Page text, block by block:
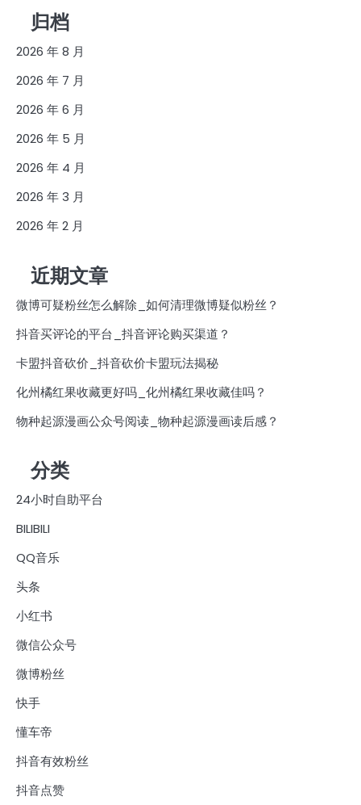
归档
2026 年 8 月
2026 年 7 月
2026 年 6 月
2026 年 5 月
2026 年 4 月
2026 年 3 月
2026 年 2 月
近期文章
微博可疑粉丝怎么解除_如何清理微博疑似粉丝？
抖音买评论的平台_抖音评论购买渠道？
卡盟抖音砍价_抖音砍价卡盟玩法揭秘
化州橘红果收藏更好吗_化州橘红果收藏佳吗？
物种起源漫画公众号阅读_物种起源漫画读后感？
分类
24小时自助平台
BILIBILI
QQ音乐
头条
小红书
微信公众号
微博粉丝
快手
懂车帝
抖音有效粉丝
抖音点赞